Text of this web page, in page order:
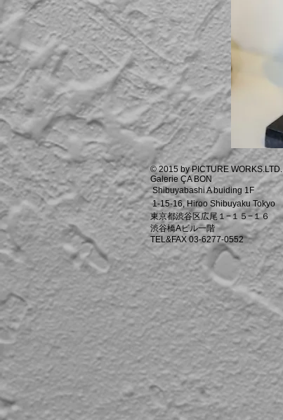
© 2015 by PICTURE WORKS.LTD.
Galerie ÇA BON
Shibuyabashi A buiding 1F
1-15-16, Hiroo Shibuyaku Tokyo
東京都渋谷区広尾１−１５−１６
渋谷橋Aビル一階
TEL&FAX 03-6277-0552